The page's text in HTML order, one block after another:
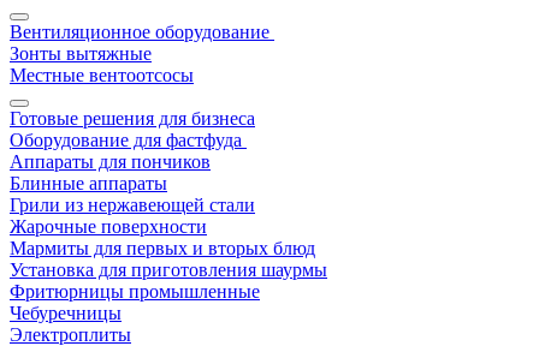
Вентиляционное оборудование
Зонты вытяжные
Местные вентоотсосы
Готовые решения для бизнеса
Оборудование для фастфуда
Аппараты для пончиков
Блинные аппараты
Грили из нержавеющей стали
Жарочные поверхности
Мармиты для первых и вторых блюд
Установка для приготовления шаурмы
Фритюрницы промышленные
Чебуречницы
Электроплиты